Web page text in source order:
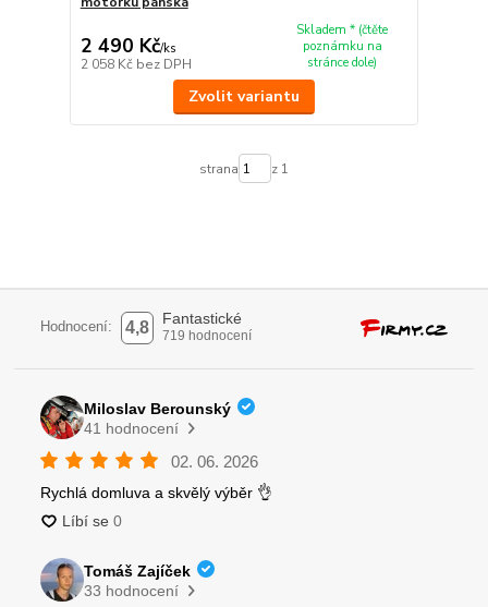
2 490 Kč/ks
2 058 Kč bez DPH
Skladem * (čtěte
poznámku na
stránce dole)
Zvolit variantu
strana z 1